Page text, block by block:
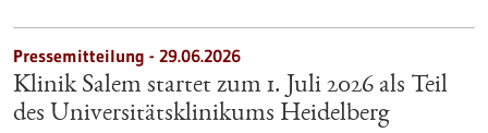
Pressemitteilung - 29.06.2026
Klinik Salem startet zum 1. Juli 2026 als Teil
des Universitätsklinikums Heidelberg